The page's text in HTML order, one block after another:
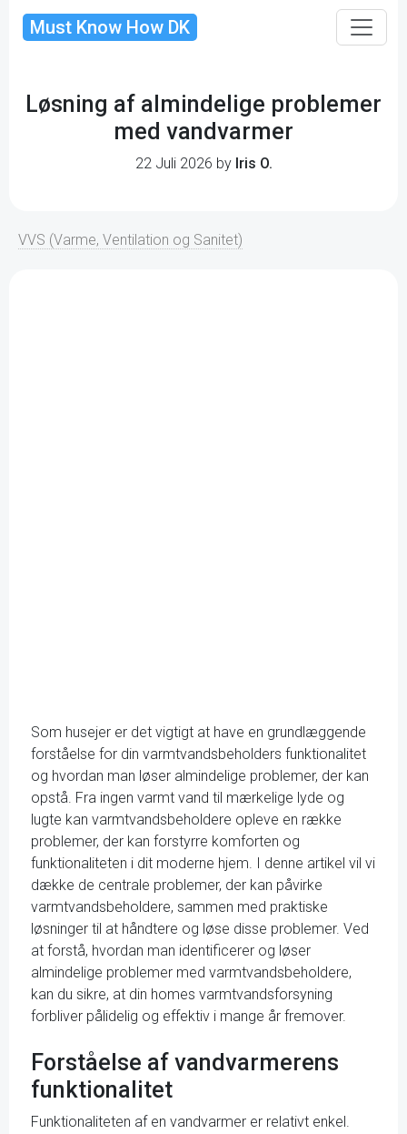
Must Know How DK
Løsning af almindelige problemer
med vandvarmer
22 Juli 2026 by Iris O.
VVS (Varme, Ventilation og Sanitet)
Som husejer er det vigtigt at have en grundlæggende
forståelse for din varmtvandsbeholders funktionalitet
og hvordan man løser almindelige problemer, der kan
opstå. Fra ingen varmt vand til mærkelige lyde og
lugte kan varmtvandsbeholdere opleve en række
problemer, der kan forstyrre komforten og
funktionaliteten i dit moderne hjem. I denne artikel vil vi
dække de centrale problemer, der kan påvirke
varmtvandsbeholdere, sammen med praktiske
løsninger til at håndtere og løse disse problemer. Ved
at forstå, hvordan man identificerer og løser
almindelige problemer med varmtvandsbeholdere,
kan du sikre, at din homes varmtvandsforsyning
forbliver pålidelig og effektiv i mange år fremover.
Forståelse af vandvarmerens
funktionalitet
Funktionaliteten af en vandvarmer er relativt enkel.